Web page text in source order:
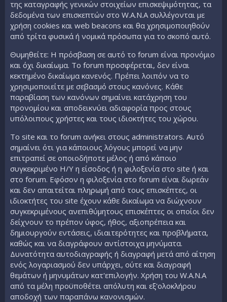
της καταγραφής γενικών στοιχείων επισκεψιμότητας, τα
δεδομένα των επισκεπτών στο W.A.N.A συλλέγονται με
χρήση cookies και web beacons και θα χρησιμοποιηθούν
από τρίτα φυσικά ή νομικά πρόσωπα για το σκοπό αυτό.
Θυμηθείτε: Η πρόσβαση σε αυτό το forum είναι προνόμιο
και όχι δικαίωμα. Το forum προσφέρεται, δεν είναι
κεκτημένο δικαίωμα κανενός. Πρέπει λοιπόν να το
χρησιμοποιείτε με σεβασμό στους κανόνες. Κάθε
παραβίαση των κανόνων σημαίνει κατάχρηση του
προνομίου και αποδεικνύει αδιαφορία προς στους
υπόλοιπους χρήστες και τους ιδιοκτήτες του χώρου.
Το site και το forum ανήκει στους administrators. Αυτό
σημαίνει ότι για κάποιους λόγους μπορεί να μην
επιτραπεί σε οποιοδήποτε μέλος ή από κάποιο
συγκεκριμένο Η/Υ η είσοδος ή η φιλοξενία στο site ή και
στο forum. Εφόσον η φιλοξενία στο forum είναι δωρεάν
και δεν απαιτείται πληρωμή από τους επισκέπτες, οι
ιδιοκτήτες του site έχουν κάθε δικαίωμα να διώχνουν
συγκεκριμένους ανεπιθύμητους επισκέπτες οι οποίοι δεν
δείχνουν το πρέπον ύφος, ήθος, αξιοπρέπεια και
δημιουργούν εντάσεις, ιδιαιτερότητες και προβλήματα,
καθώς και να διαγράφουν αντίστοιχα μηνύματα.
Δυνατότητα αυτοδιαγραφής ή διαγραφή μετά από αίτηση
ενός λογαριασμού δεν υπάρχει, ούτε και διαγραφή
θεμάτων ή μηνυμάτων κατ'επιλογήν. Χρήση του W.A.N.A
από τα μέλη προϋποθέτει απόλυτη και εξ'ολοκλήρου
αποδοχή των παραπάνω κανονισμών.